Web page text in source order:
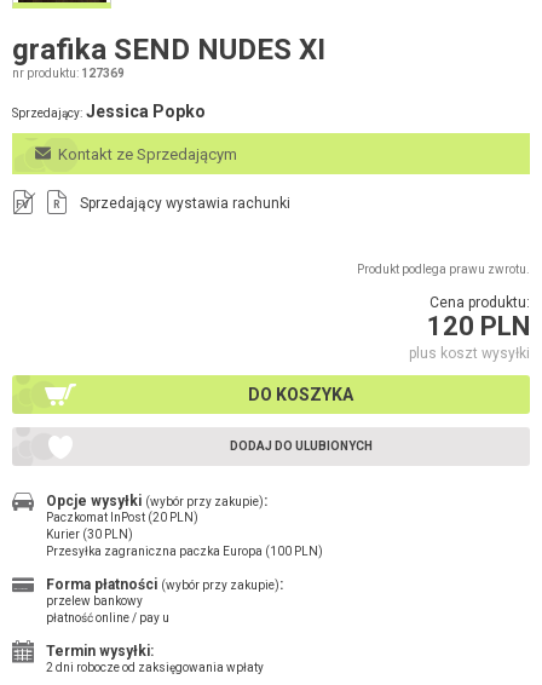
grafika SEND NUDES XI
nr produktu: 127369
Sprzedający: Jessica Popko
Kontakt ze Sprzedającym
FV R Sprzedający wystawia rachunki
Produkt podlega prawu zwrotu.
Cena produktu:
120 PLN
plus koszt wysyłki
DO KOSZYKA
DODAJ DO ULUBIONYCH
Opcje wysyłki (wybór przy zakupie):
Paczkomat InPost (20 PLN)
Kurier (30 PLN)
Przesyłka zagraniczna paczka Europa (100 PLN)
Forma płatności (wybór przy zakupie):
przelew bankowy
płatność online / pay u
Termin wysyłki:
2 dni robocze od zaksięgowania wpłaty